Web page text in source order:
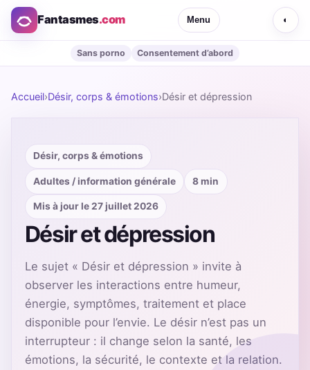
Fantasmes.com Menu ◐
Sans porno Consentement d’abord
Accueil›Désir, corps & émotions›Désir et dépression
Désir, corps & émotions
Adultes / information générale 8 min
Mis à jour le 27 juillet 2026
Désir et dépression
Le sujet « Désir et dépression » invite à
observer les interactions entre humeur,
énergie, symptômes, traitement et place
disponible pour l’envie. Le désir n’est pas un
interrupteur : il change selon la santé, les
émotions, la sécurité, le contexte et la relation.